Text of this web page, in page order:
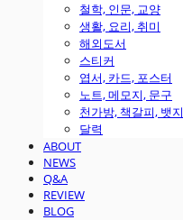
철학, 인문, 교양
생활, 요리, 취미
해외도서
스티커
엽서, 카드, 포스터
노트, 메모지, 문구
천가방, 책갈피, 뱃지
달력
ABOUT
NEWS
Q&A
REVIEW
BLOG